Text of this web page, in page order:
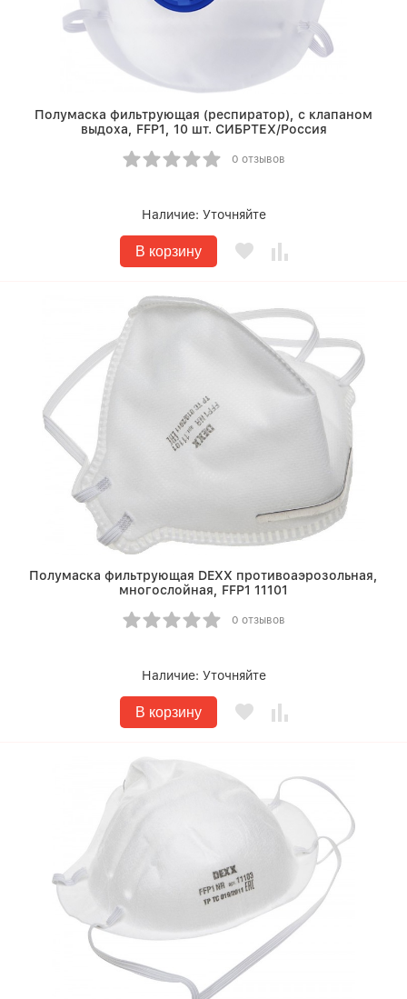
Полумаска фильтрующая (респиратор), с клапаном
выдоха, FFP1, 10 шт. СИБРТЕХ/Россия
0 отзывов
Наличие: Уточняйте
В корзину
Полумаска фильтрующая DEXX противоаэрозольная,
многослойная, FFP1 11101
0 отзывов
Наличие: Уточняйте
В корзину